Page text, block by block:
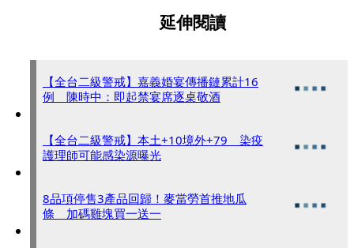
延伸閱讀
【全台二級警戒】嘉義婚宴傳播鏈累計16
例 陳時中：即起禁宴席逐桌敬酒
【全台二級警戒】本土+10境外+79 染疫
護理師可能感染源曝光
8品項停售3產品回歸！麥當勞首推地瓜
條 加碼雞塊買一送一